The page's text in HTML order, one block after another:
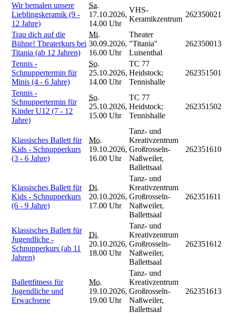
Wir bemalen unsere
Lieblingskeramik (9 -
12 Jahre)
Sa.
17.10.2026,
14.00 Uhr
VHS-
Keramikzentrum
262350021
Trau dich auf die
Bühne! Theaterkurs bei
Titania (ab 12 Jahren)
Mi.
30.09.2026,
16.00 Uhr
Theater
"Titania"
Luisenthal
262350013
Tennis -
Schnuppertermin für
Minis (4 - 6 Jahre)
So.
25.10.2026,
14.00 Uhr
TC 77
Heidstock;
Tennishalle
262351501
Tennis -
Schnuppertermin für
Kinder U12 (7 - 12
Jahre)
So.
25.10.2026,
15.00 Uhr
TC 77
Heidstock;
Tennishalle
262351502
Klassisches Ballett für
Kids - Schnupperkurs
(3 - 6 Jahre)
Mo.
19.10.2026,
16.00 Uhr
Tanz- und
Kreativzentrum
Großrosseln-
Naßweiler,
Ballettsaal
262351610
Klassisches Ballett für
Kids - Schnupperkurs
(6 - 9 Jahre)
Di.
20.10.2026,
17.00 Uhr
Tanz- und
Kreativzentrum
Großrosseln-
Naßweiler,
Ballettsaal
262351611
Klassisches Ballett für
Jugendliche -
Schnupperkurs (ab 11
Jahren)
Di.
20.10.2026,
18.00 Uhr
Tanz- und
Kreativzentrum
Großrosseln-
Naßweiler,
Ballettsaal
262351612
Ballettfitness für
Jugendliche und
Erwachsene
Mo.
19.10.2026,
19.00 Uhr
Tanz- und
Kreativzentrum
Großrosseln-
Naßweiler,
Ballettsaal
262351613